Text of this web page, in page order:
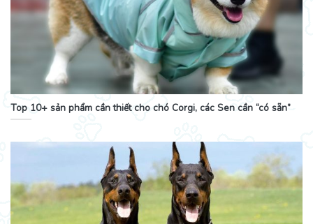
Top 10+ sản phẩm cần thiết cho chó Corgi, các Sen cần “có sẵn”